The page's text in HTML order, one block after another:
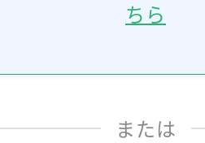
ちら
または